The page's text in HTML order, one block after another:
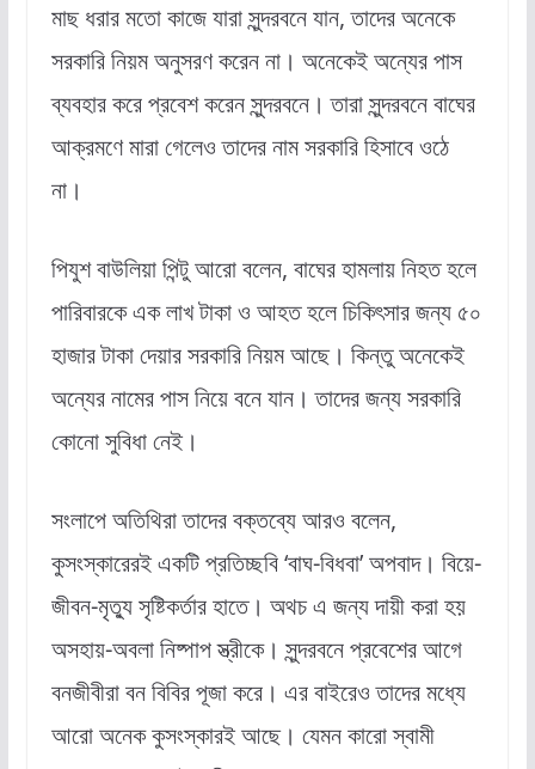
মাছ ধরার মতো কাজে যারা সুন্দরবনে যান, তাদের অনেকে
সরকারি নিয়ম অনুসরণ করেন না। অনেকেই অন্যের পাস
ব্যবহার করে প্রবেশ করেন সুন্দরবনে। তারা সুন্দরবনে বাঘের
আক্রমণে মারা গেলেও তাদের নাম সরকারি হিসাবে ওঠে
না।
পিযুশ বাউলিয়া পিন্টু আরো বলেন, বাঘের হামলায় নিহত হলে
পারিবারকে এক লাখ টাকা ও আহত হলে চিকিৎসার জন্য ৫০
হাজার টাকা দেয়ার সরকারি নিয়ম আছে। কিন্তু অনেকেই
অন্যের নামের পাস নিয়ে বনে যান। তাদের জন্য সরকারি
কোনো সুবিধা নেই।
সংলাপে অতিথিরা তাদের বক্তব্যে আরও বলেন,
কুসংস্কারেরই একটি প্রতিচ্ছবি ‘বাঘ-বিধবা’ অপবাদ। বিয়ে-
জীবন-মৃত্যু সৃষ্টিকর্তার হাতে। অথচ এ জন্য দায়ী করা হয়
অসহায়-অবলা নিষ্পাপ স্ত্রীকে। সুন্দরবনে প্রবেশের আগে
বনজীবীরা বন বিবির পূজা করে। এর বাইরেও তাদের মধ্যে
আরো অনেক কুসংস্কারই আছে। যেমন কারো স্বামী